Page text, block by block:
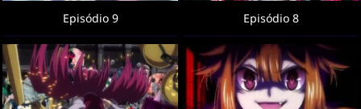
Episódio 9 Episódio 8